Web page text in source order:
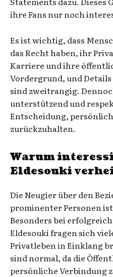
ihre Fans nur noch
Es ist wichtig, dass
das Recht haben, ihr
Karriere und ihre
Vordergrund, und
sind zweitrangig.
unterstützend und
Entscheidung,
zurückzuhalten.
Warum
Eldesouki
Die Neugier über den
prominenter Personen
Besonders bei
Eldesouki fragen sich
Privatleben in Einklang
sind normal, da die
persönliche Verbindung